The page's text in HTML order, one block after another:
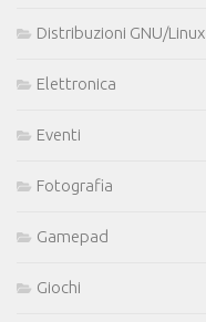
Distribuzioni GNU/Linux
Elettronica
Eventi
Fotografia
Gamepad
Giochi